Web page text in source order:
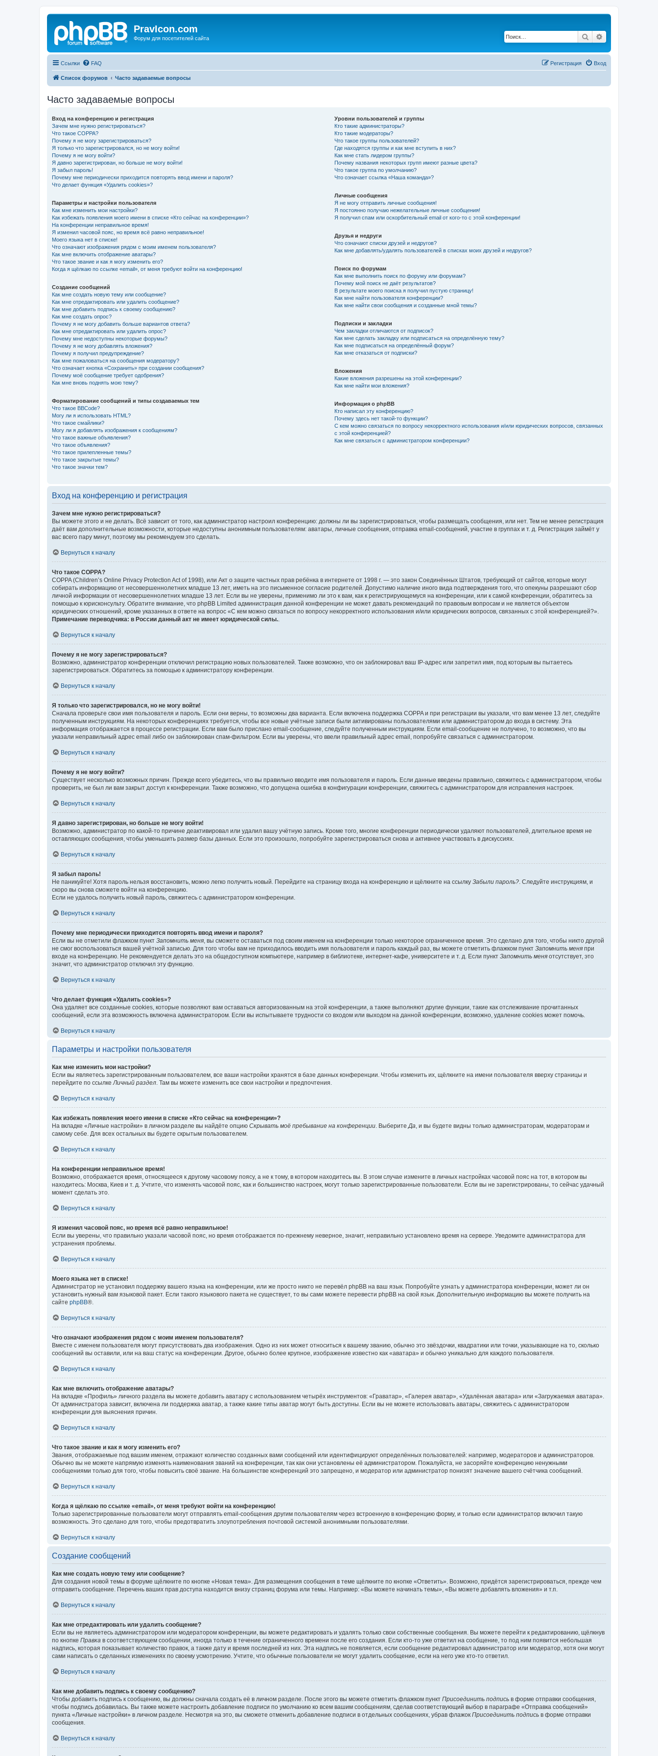
PravIcon.com
Форум для посетителей сайта Поиск
Ссылки FAQ Вход
Регистрация
Список форумов Часто задаваемые вопросы
Часто задаваемые вопросы
Вход на конференцию и регистрация
Зачем мне нужно регистрироваться?
Что такое COPPA?
Почему я не могу зарегистрироваться?
Я только что зарегистрировался, но не могу войти!
Почему я не могу войти?
Я давно зарегистрирован, но больше не могу войти!
Я забыл пароль!
Почему мне периодически приходится повторять ввод имени и пароля?
Что делает функция «Удалить cookies»?
Параметры и настройки пользователя
Как мне изменить мои настройки?
Как избежать появления моего имени в списке «Кто сейчас на конференции»?
На конференции неправильное время!
Я изменил часовой пояс, но время всё равно неправильное!
Моего языка нет в списке!
Что означают изображения рядом с моим именем пользователя?
Как мне включить отображение аватары?
Что такое звание и как я могу изменить его?
Когда я щёлкаю по ссылке «email», от меня требуют войти на конференцию!
Создание сообщений
Как мне создать новую тему или сообщение?
Как мне отредактировать или удалить сообщение?
Как мне добавить подпись к своему сообщению?
Как мне создать опрос?
Почему я не могу добавить больше вариантов ответа?
Как мне отредактировать или удалить опрос?
Почему мне недоступны некоторые форумы?
Почему я не могу добавлять вложения?
Почему я получил предупреждение?
Как мне пожаловаться на сообщения модератору?
Что означает кнопка «Сохранить» при создании сообщения?
Почему моё сообщение требует одобрения?
Как мне вновь поднять мою тему?
Форматирование сообщений и типы создаваемых тем
Что такое BBCode?
Могу ли я использовать HTML?
Что такое смайлики?
Могу ли я добавлять изображения к сообщениям?
Что такое важные объявления?
Что такое объявления?
Что такое прилепленные темы?
Что такое закрытые темы?
Что такое значки тем?
Уровни пользователей и группы
Кто такие администраторы?
Кто такие модераторы?
Что такое группы пользователей?
Где находятся группы и как мне вступить в них?
Как мне стать лидером группы?
Почему названия некоторых групп имеют разные цвета?
Что такое группа по умолчанию?
Что означает ссылка «Наша команда»?
Личные сообщения
Я не могу отправить личные сообщения!
Я постоянно получаю нежелательные личные сообщения!
Я получил спам или оскорбительный email от кого-то с этой конференции!
Друзья и недруги
Что означают списки друзей и недругов?
Как мне добавлять/удалять пользователей в списках моих друзей и недругов?
Поиск по форумам
Как мне выполнить поиск по форуму или форумам?
Почему мой поиск не даёт результатов?
В результате моего поиска я получил пустую страницу!
Как мне найти пользователя конференции?
Как мне найти свои сообщения и созданные мной темы?
Подписки и закладки
Чем закладки отличаются от подписок?
Как мне сделать закладку или подписаться на определённую тему?
Как мне подписаться на определённый форум?
Как мне отказаться от подписки?
Вложения
Какие вложения разрешены на этой конференции?
Как мне найти мои вложения?
Информация о phpBB
Кто написал эту конференцию?
Почему здесь нет такой-то функции?
С кем можно связаться по вопросу некорректного использования и/или юридических вопросов, связанных
с этой конференцией?
Как мне связаться с администратором конференции?
Вход на конференцию и регистрация
Зачем мне нужно регистрироваться?
Вы можете этого и не делать. Всё зависит от того, как администратор настроил конференцию: должны ли вы зарегистрироваться, чтобы размещать сообщения, или нет. Тем не менее регистрация
даёт вам дополнительные возможности, которые недоступны анонимным пользователям: аватары, личные сообщения, отправка email-сообщений, участие в группах и т. д. Регистрация займёт у
вас всего пару минут, поэтому мы рекомендуем это сделать.
Вернуться к началу
Что такое COPPA?
COPPA (Children’s Online Privacy Protection Act of 1998), или Акт о защите частных прав ребёнка в интернете от 1998 г. — это закон Соединённых Штатов, требующий от сайтов, которые могут
собирать информацию от несовершеннолетних младше 13 лет, иметь на это письменное согласие родителей. Допустимо наличие иного вида подтверждения того, что опекуны разрешают сбор
личной информации от несовершеннолетних младше 13 лет. Если вы не уверены, применимо ли это к вам, как к регистрирующемуся на конференции, или к самой конференции, обратитесь за
помощью к юрисконсульту. Обратите внимание, что phpBB Limited администрация данной конференции не может давать рекомендаций по правовым вопросам и не является объектом
юридических отношений, кроме указанных в ответе на вопрос «С кем можно связаться по вопросу некорректного использования и/или юридических вопросов, связанных с этой конференцией?».
Примечание переводчика: в России данный акт не имеет юридической силы.
Вернуться к началу
Почему я не могу зарегистрироваться?
Возможно, администратор конференции отключил регистрацию новых пользователей. Также возможно, что он заблокировал ваш IP-адрес или запретил имя, под которым вы пытаетесь
зарегистрироваться. Обратитесь за помощью к администратору конференции.
Вернуться к началу
Я только что зарегистрировался, но не могу войти!
Сначала проверьте свои имя пользователя и пароль. Если они верны, то возможны два варианта. Если включена поддержка COPPA и при регистрации вы указали, что вам менее 13 лет, следуйте
полученным инструкциям. На некоторых конференциях требуется, чтобы все новые учётные записи были активированы пользователями или администратором до входа в систему. Эта
информация отображается в процессе регистрации. Если вам было прислано email-сообщение, следуйте полученным инструкциям. Если email-сообщение не получено, то возможно, что вы
указали неправильный адрес email либо он заблокирован спам-фильтром. Если вы уверены, что ввели правильный адрес email, попробуйте связаться с администратором.
Вернуться к началу
Почему я не могу войти?
Существует несколько возможных причин. Прежде всего убедитесь, что вы правильно вводите имя пользователя и пароль. Если данные введены правильно, свяжитесь с администратором, чтобы
проверить, не был ли вам закрыт доступ к конференции. Также возможно, что допущена ошибка в конфигурации конференции, свяжитесь с администратором для исправления настроек.
Вернуться к началу
Я давно зарегистрирован, но больше не могу войти!
Возможно, администратор по какой-то причине деактивировал или удалил вашу учётную запись. Кроме того, многие конференции периодически удаляют пользователей, длительное время не
оставляющих сообщения, чтобы уменьшить размер базы данных. Если это произошло, попробуйте зарегистрироваться снова и активнее участвовать в дискуссиях.
Вернуться к началу
Я забыл пароль!
Не паникуйте! Хотя пароль нельзя восстановить, можно легко получить новый. Перейдите на страницу входа на конференцию и щёлкните на ссылку Забыли пароль? . Следуйте инструкциям, и
скоро вы снова сможете войти на конференцию.
Если не удалось получить новый пароль, свяжитесь с администратором конференции.
Вернуться к началу
Почему мне периодически приходится повторять ввод имени и пароля?
Если вы не отметили флажком пункт Запомнить меня , вы сможете оставаться под своим именем на конференции только некоторое ограниченное время. Это сделано для того, чтобы никто другой
не смог воспользоваться вашей учётной записью. Для того чтобы вам не приходилось вводить имя пользователя и пароль каждый раз, вы можете отметить флажком пункт Запомнить меня при
входе на конференцию. Не рекомендуется делать это на общедоступном компьютере, например в библиотеке, интернет-кафе, университете и т. д. Если пункт Запомнить меня отсутствует, это
значит, что администратор отключил эту функцию.
Вернуться к началу
Что делает функция «Удалить cookies»?
Она удаляет все созданные cookies, которые позволяют вам оставаться авторизованным на этой конференции, а также выполняют другие функции, такие как отслеживание прочитанных
сообщений, если эта возможность включена администратором. Если вы испытываете трудности со входом или выходом на данной конференции, возможно, удаление cookies может помочь.
Вернуться к началу
Параметры и настройки пользователя
Как мне изменить мои настройки?
Если вы являетесь зарегистрированным пользователем, все ваши настройки хранятся в базе данных конференции. Чтобы изменить их, щёлкните на имени пользователя вверху страницы и
перейдите по ссылке Личный раздел . Там вы можете изменить все свои настройки и предпочтения.
Вернуться к началу
Как избежать появления моего имени в списке «Кто сейчас на конференции»?
На вкладке «Личные настройки» в личном разделе вы найдёте опцию Скрывать моё пребывание на конференции . Выберите Да , и вы будете видны только администраторам, модераторам и
самому себе. Для всех остальных вы будете скрытым пользователем.
Вернуться к началу
На конференции неправильное время!
Возможно, отображается время, относящееся к другому часовому поясу, а не к тому, в котором находитесь вы. В этом случае измените в личных настройках часовой пояс на тот, в котором вы
находитесь: Москва, Киев и т. д. Учтите, что изменять часовой пояс, как и большинство настроек, могут только зарегистрированные пользователи. Если вы не зарегистрированы, то сейчас удачный
момент сделать это.
Вернуться к началу
Я изменил часовой пояс, но время всё равно неправильное!
Если вы уверены, что правильно указали часовой пояс, но время отображается по-прежнему неверное, значит, неправильно установлено время на сервере. Уведомите администратора для
устранения проблемы.
Вернуться к началу
Моего языка нет в списке!
Администратор не установил поддержку вашего языка на конференции, или же просто никто не перевёл phpBB на ваш язык. Попробуйте узнать у администратора конференции, может ли он
установить нужный вам языковой пакет. Если такого языкового пакета не существует, то вы сами можете перевести phpBB на свой язык. Дополнительную информацию вы можете получить на
сайте phpBB®.
Вернуться к началу
Что означают изображения рядом с моим именем пользователя?
Вместе с именем пользователя могут присутствовать два изображения. Одно из них может относиться к вашему званию, обычно это звёздочки, квадратики или точки, указывающие на то, сколько
сообщений вы оставили, или на ваш статус на конференции. Другое, обычно более крупное, изображение известно как «аватара» и обычно уникально для каждого пользователя.
Вернуться к началу
Как мне включить отображение аватары?
На вкладке «Профиль» личного раздела вы можете добавить аватару с использованием четырёх инструментов: «Граватар», «Галерея аватар», «Удалённая аватара» или «Загружаемая аватара».
От администратора зависит, включена ли поддержка аватар, а также какие типы аватар могут быть доступны. Если вы не можете использовать аватары, свяжитесь с администратором
конференции для выяснения причин.
Вернуться к началу
Что такое звание и как я могу изменить его?
Звания, отображаемые под вашим именем, отражают количество созданных вами сообщений или идентифицируют определённых пользователей: например, модераторов и администраторов.
Обычно вы не можете напрямую изменять наименования званий на конференции, так как они установлены её администратором. Пожалуйста, не засоряйте конференцию ненужными
сообщениями только для того, чтобы повысить своё звание. На большинстве конференций это запрещено, и модератор или администратор понизят значение вашего счётчика сообщений.
Вернуться к началу
Когда я щёлкаю по ссылке «email», от меня требуют войти на конференцию!
Только зарегистрированные пользователи могут отправлять email-сообщения другим пользователям через встроенную в конференцию форму, и только если администратор включил такую
возможность. Это сделано для того, чтобы предотвратить злоупотребления почтовой системой анонимными пользователями.
Вернуться к началу
Создание сообщений
Как мне создать новую тему или сообщение?
Для создания новой темы в форуме щёлкните по кнопке «Новая тема». Для размещения сообщения в теме щёлкните по кнопке «Ответить». Возможно, придётся зарегистрироваться, прежде чем
отправить сообщение. Перечень ваших прав доступа находится внизу страниц форума или темы. Например: «Вы можете начинать темы», «Вы можете добавлять вложения» и т.п.
Вернуться к началу
Как мне отредактировать или удалить сообщение?
Если вы не являетесь администратором или модератором конференции, вы можете редактировать и удалять только свои собственные сообщения. Вы можете перейти к редактированию, щёлкнув
по кнопке Правка в соответствующем сообщении, иногда только в течение ограниченного времени после его создания. Если кто-то уже ответил на сообщение, то под ним появится небольшая
надпись, которая показывает количество правок, а также дату и время последней из них. Эта надпись не появляется, если сообщение редактировал администратор или модератор, хотя они могут
сами написать о сделанных изменениях по своему усмотрению. Учтите, что обычные пользователи не могут удалить сообщение, если на него уже кто-то ответил.
Вернуться к началу
Как мне добавить подпись к своему сообщению?
Чтобы добавить подпись к сообщению, вы должны сначала создать её в личном разделе. После этого вы можете отметить флажком пункт Присоединить подпись в форме отправки сообщения,
чтобы подпись добавилась. Вы также можете настроить добавление подписи по умолчанию ко всем вашим сообщениям, сделав соответствующий выбор в параграфе «Отправка сообщений»
пункта «Личные настройки» в личном разделе. Несмотря на это, вы сможете отменить добавление подписи в отдельных сообщениях, убрав флажок Присоединить подпись в форме отправки
сообщения.
Вернуться к началу